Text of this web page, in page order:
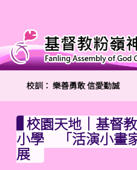
校訓： 樂善勇敢 信愛勤誠
校園天地｜基督
小學 「活演小畫
展